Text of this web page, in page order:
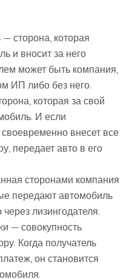
сторона, которая
и вносит за него
может быть компания,
ИП либо без него.
которая за свой
И если
своевременно внесет все
передает авто в его
сторонами компания
передают автомобиль
лизингодателя.
— совокупность
Когда получатель
он становится